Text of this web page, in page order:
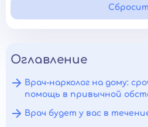
Оглавление
Врач-нарколог на дому:
помощь в привычной
Врач будет у вас в